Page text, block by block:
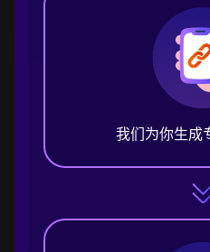
我们为你生成